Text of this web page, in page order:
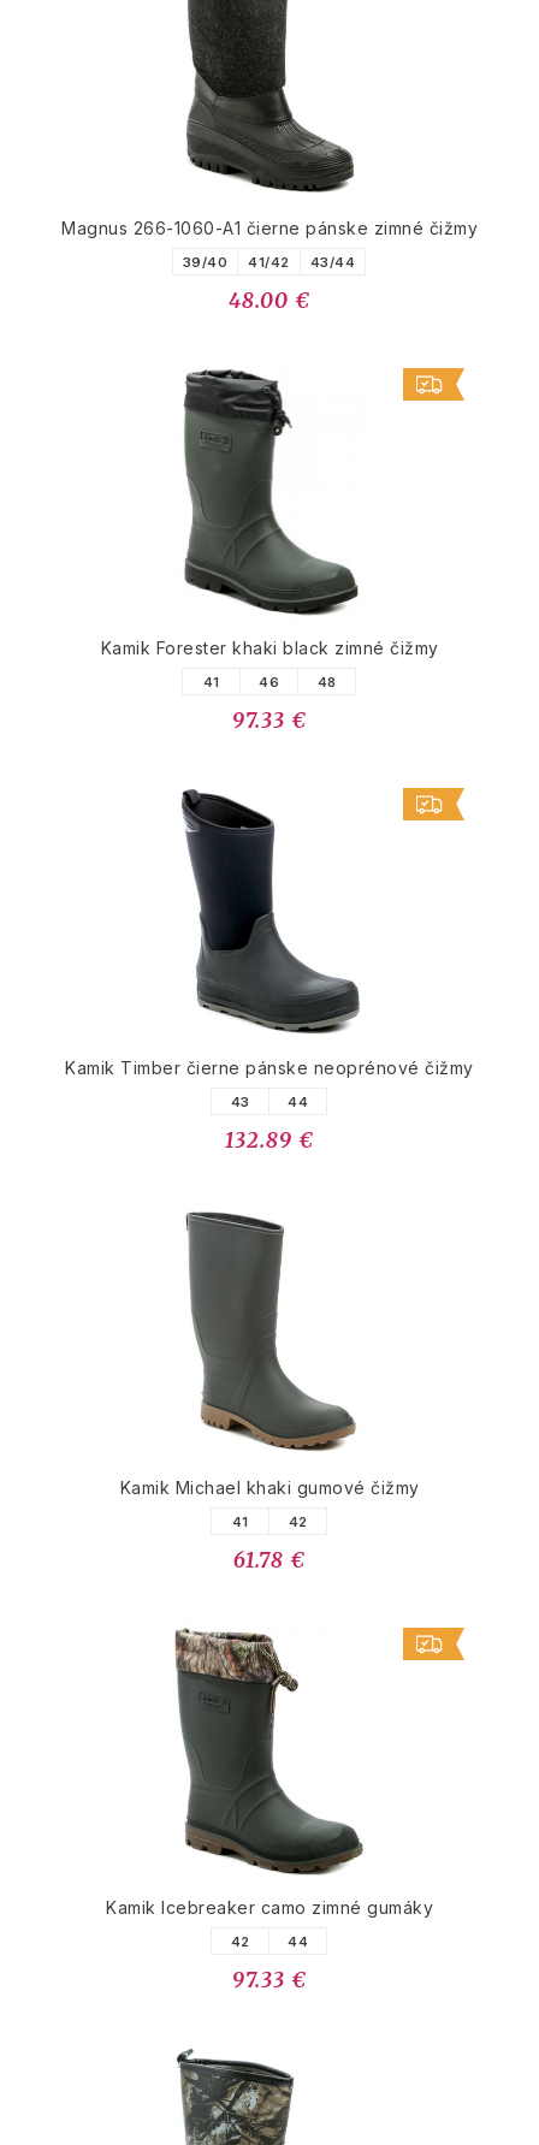
Magnus 266-1060-A1 čierne pánske zimné čižmy
39/40 41/42 43/44
48.00 €
Kamik Forester khaki black zimné čižmy
41 46 48
97.33 €
Kamik Timber čierne pánske neoprénové čižmy
43 44
132.89 €
Kamik Michael khaki gumové čižmy
41 42
61.78 €
Kamik Icebreaker camo zimné gumáky
42 44
97.33 €